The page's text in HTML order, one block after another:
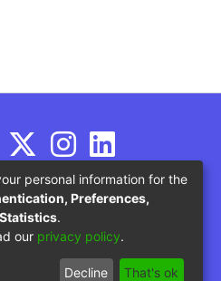
de Educación
personal information for the
Preferences,
.
our privacy policy.
Decline That's ok